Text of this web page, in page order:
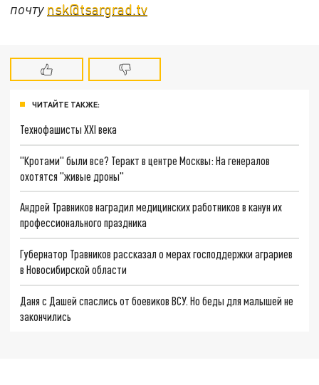
почту nsk@tsargrad.tv
ЧИТАЙТЕ ТАКЖЕ:
Технофашисты XXI века
"Кротами" были все? Теракт в центре Москвы: На генералов
охотятся "живые дроны"
Андрей Травников наградил медицинских работников в канун их
профессионального праздника
Губернатор Травников рассказал о мерах господдержки аграриев
в Новосибирской области
Даня с Дашей спаслись от боевиков ВСУ. Но беды для малышей не
закончились